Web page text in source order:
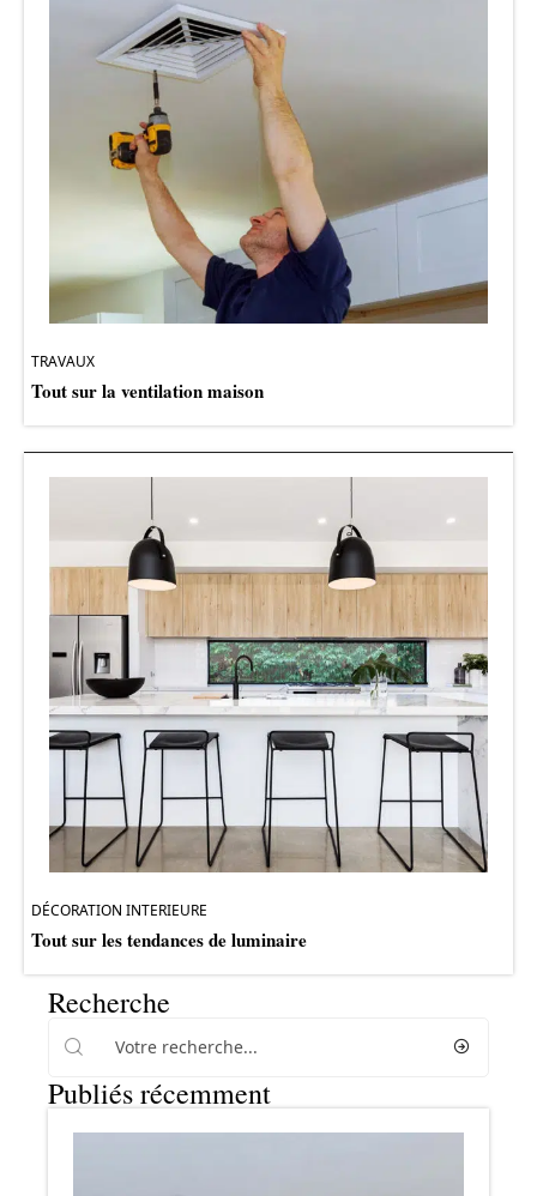
TRAVAUX
Tout sur la ventilation maison
DÉCORATION INTERIEURE
Tout sur les tendances de luminaire
Recherche
Publiés récemment